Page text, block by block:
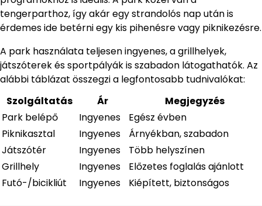
tengerparthoz, így akár egy strandolós nap után is
érdemes ide betérni egy kis pihenésre vagy piknikezésre.
A park használata teljesen ingyenes, a grillhelyek,
játszóterek és sportpályák is szabadon látogathatók. Az
alábbi táblázat összegzi a legfontosabb tudnivalókat:
Szolgáltatás
Ár
Megjegyzés
Park belépő
Ingyenes
Egész évben
Piknikasztal
Ingyenes
Árnyékban, szabadon
Játszótér
Ingyenes
Több helyszínen
Grillhely
Ingyenes
Előzetes foglalás ajánlott
Futó-/bicikliút
Ingyenes Kiépített, biztonságos